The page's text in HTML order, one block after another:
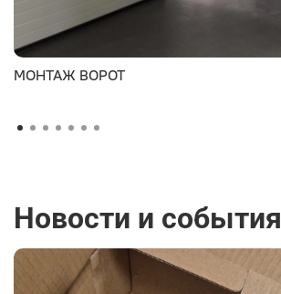
МОНТАЖ ВОРОТ
Новости и события